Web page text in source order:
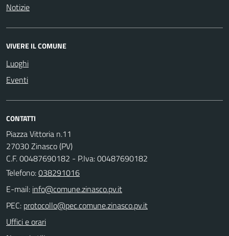
Notizie
VIVERE IL COMUNE
Luoghi
Eventi
CONTATTI
Piazza Vittoria n.11
27030 Zinasco (PV)
C.F. 00487690182 - P.Iva: 00487690182
Telefono:038291016
E-mail:
PEC:
Uffici e orari